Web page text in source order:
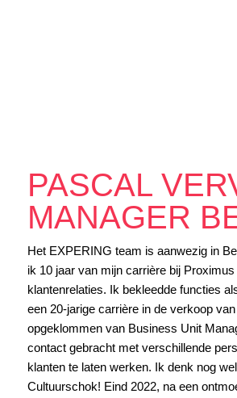
PASCAL
MANAGER
Het EXPERING team is aanwezig in
ik 10 jaar van mijn carrière bij
klantenrelaties. Ik bekleedde functies
een 20-jarige carrière in de verkoop
opgeklommen van Business Unit
contact gebracht met verschillende
klanten te laten werken. Ik denk nog
Cultuurschok! Eind 2022, na een